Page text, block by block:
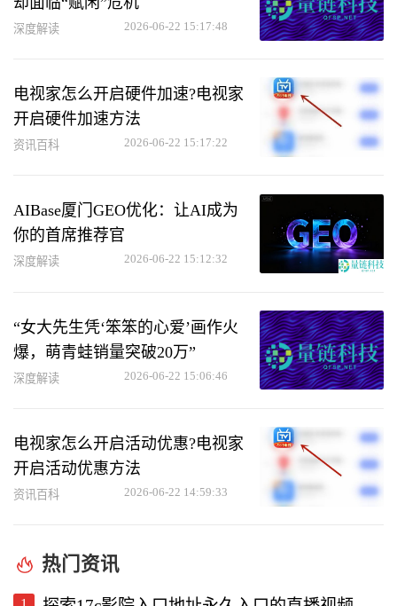
深度解读 2026-06-22 15:17:48
电视家怎么开启硬件加速?电视家
开启硬件加速方法
资讯百科 2026-06-22 15:17:22
AIBase厦门GEO优化：让AI成为
你的首席推荐官
深度解读 2026-06-22 15:12:32
“女大先生凭‘笨笨的心爱’画作火
爆，萌青蛙销量突破20万”
深度解读 2026-06-22 15:06:46
电视家怎么开启活动优惠?电视家
开启活动优惠方法
资讯百科 2026-06-22 14:59:33
热门资讯